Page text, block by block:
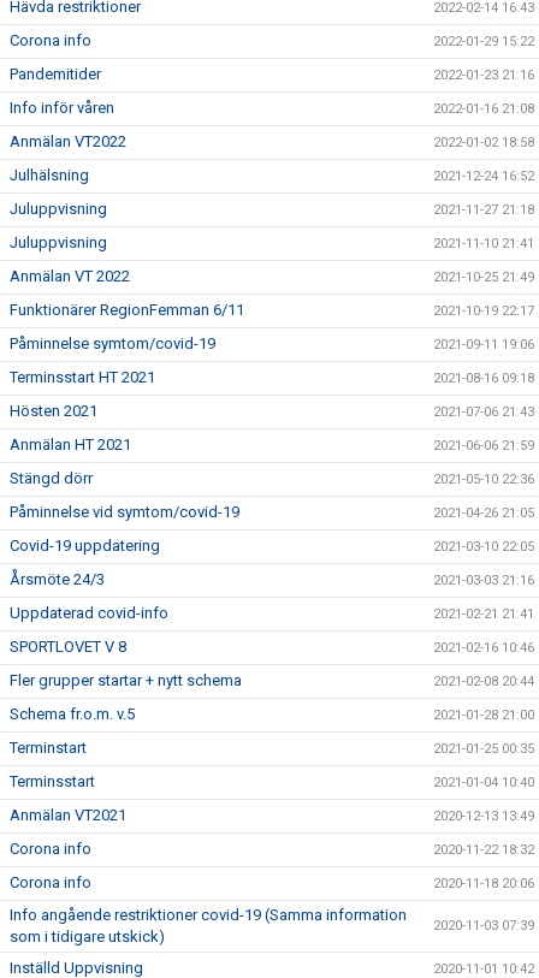
Hävda restriktioner 2022-02-14 16:43
Corona info 2022-01-29 15:22
Pandemitider 2022-01-23 21:16
Info inför våren 2022-01-16 21:08
Anmälan VT2022 2022-01-02 18:58
Julhälsning 2021-12-24 16:52
Juluppvisning 2021-11-27 21:18
Juluppvisning 2021-11-10 21:41
Anmälan VT 2022 2021-10-25 21:49
Funktionärer RegionFemman 6/11 2021-10-19 22:17
Påminnelse symtom/covid-19 2021-09-11 19:06
Terminsstart HT 2021 2021-08-16 09:18
Hösten 2021 2021-07-06 21:43
Anmälan HT 2021 2021-06-06 21:59
Stängd dörr 2021-05-10 22:36
Påminnelse vid symtom/covid-19 2021-04-26 21:05
Covid-19 uppdatering 2021-03-10 22:05
Årsmöte 24/3 2021-03-03 21:16
Uppdaterad covid-info 2021-02-21 21:41
SPORTLOVET V 8 2021-02-16 10:46
Fler grupper startar + nytt schema 2021-02-08 20:44
Schema fr.o.m. v.5 2021-01-28 21:00
Terminstart 2021-01-25 00:35
Terminsstart 2021-01-04 10:40
Anmälan VT2021 2020-12-13 13:49
Corona info 2020-11-22 18:32
Corona info 2020-11-18 20:06
Info angående restriktioner covid-19 (Samma information
som i tidigare utskick)
2020-11-03 07:39
Inställd Uppvisning 2020-11-01 10:42